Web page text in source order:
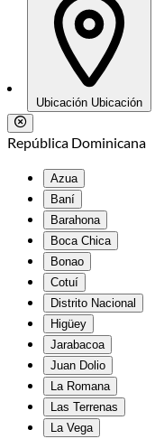
Ubicación Ubicación
República Dominicana
Azua
Baní
Barahona
Boca Chica
Bonao
Cotuí
Distrito Nacional
Higüey
Jarabacoa
Juan Dolio
La Romana
Las Terrenas
La Vega